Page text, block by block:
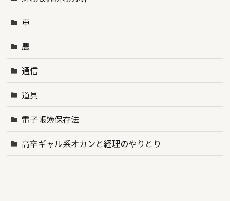
車
農
通信
道具
電子帳簿保存法
高卒ギャル系オカンと経理のやりとり